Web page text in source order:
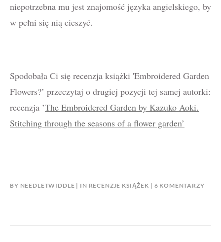
niepotrzebna mu jest znajomość języka angielskiego, by
w pełni się nią cieszyć.
Spodobała Ci się recenzja książki 'Embroidered Garden
Flowers?’ przeczytaj o drugiej pozycji tej samej autorki:
recenzja ’The Embroidered Garden by Kazuko Aoki.
Stitching through the seasons of a flower garden’
BY NEEDLETWIDDLE IN RECENZJE KSIĄŻEK 6 KOMENTARZYDO